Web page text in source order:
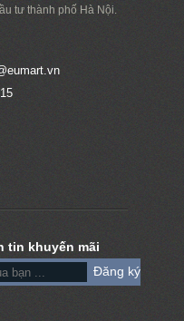
tư thành phố Hà Nội.
tin khuyến mãi